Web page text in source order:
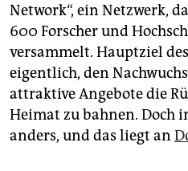
Network“, ein Netzwerk,
600 Forscher und
versammelt. Hauptziel
eigentlich, den
attraktive Angebote die
Heimat zu bahnen. Doch
anders, und das liegt an